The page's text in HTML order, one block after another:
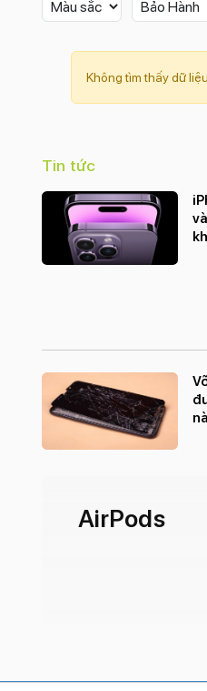
Không tìm thấy dữ liệu
Tin tức
AirPods